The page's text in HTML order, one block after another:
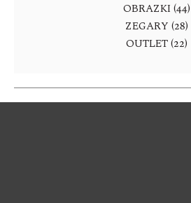
OBRAZKI (44)
ZEGARY (28)
OUTLET (22)